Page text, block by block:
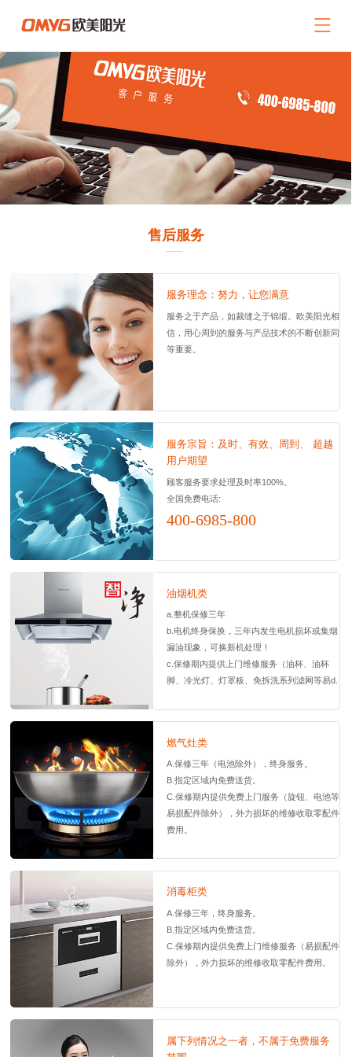
网站导航
关于我们
产品中心
新闻中心
招商加盟
服务支持
售后服务
服务理念：努力，让您满意
服务之于产品，如裁缝之于锦缎。欧美阳光相
信，用心周到的服务与产品技术的不断创新同
等重要。
服务宗旨：及时、有效、周到、 超越
用户期望
顾客服务要求处理及时率100%。
全国免费电话:
400-6985-800
油烟机类
a.整机保修三年
b.电机终身保换，三年内发生电机损坏或集烟
漏油现象，可换新机处理！
c.保修期内提供上门维修服务（油杯、油杯
脚、冷光灯、灯罩板、免拆洗系列滤网等易d.
燃气灶类
A.保修三年（电池除外），终身服务。
B.指定区域内免费送货。
C.保修期内提供免费上门服务（旋钮、电池等
易损配件除外），外力损坏的维修收取零配件
费用。
消毒柜类
A.保修三年，终身服务。
B.指定区域内免费送货。
C.保修期内提供免费上门维修服务（易损配件
除外），外力损坏的维修收取零配件费用。
属下列情况之一者，不属于免费服务